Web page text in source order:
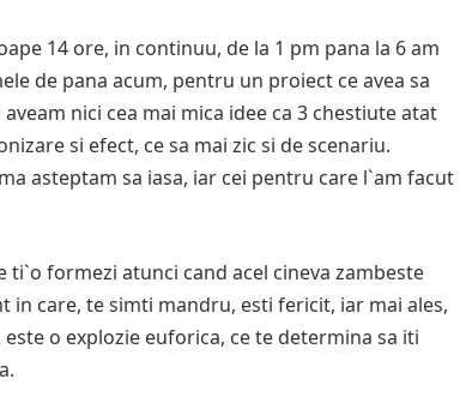
14 ore, in continuu, de la 1 pm pana la 6 am
de pana acum, pentru un proiect ce avea sa
nici cea mai mica idee ca 3 chestiute atat
si efect, ce sa mai zic si de scenariu.
asteptam sa iasa, iar cei pentru care l`am facut
ti`o formezi atunci cand acel cineva zambeste
in care, te simti mandru, esti fericit, iar mai ales,
o explozie euforica, ce te determina sa iti